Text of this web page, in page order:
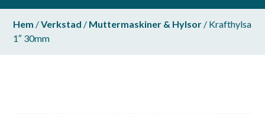
Hem /Verkstad / Muttermaskiner & Hylsor / Krafthylsa
1″ 30mm